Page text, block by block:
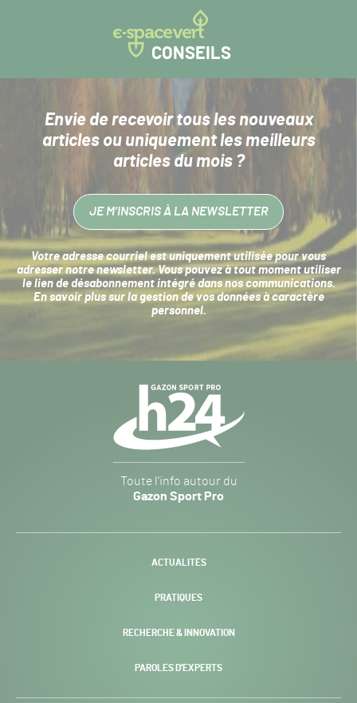
CONSEILS
Envie de recevoir tous les nouveaux
articlesou uniquement les meilleurs
articles du mois ?
JE M’INSCRIS À LA NEWSLETTER
Votre adresse courriel est uniquement utilisée pour vous
adresser notre newsletter. Vous pouvez à tout moment utiliser
le lien de désabonnement intégré dans nos communications.
En savoir plus sur la gestion de vos données à caractère
personnel.
Sport
Pro
-
Toute l’info autour du
Gazon Sport Pro
ACTUALITÉS
PRATIQUES
RECHERCHE & INNOVATION
PAROLES D’EXPERTS